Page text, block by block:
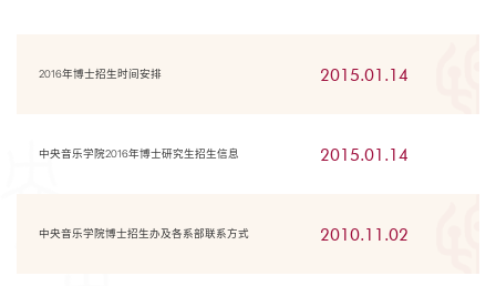
2016年博士招生时间安排 2015.01.14
中央音乐学院2016年博士研究生招生信息 2015.01.14
中央音乐学院博士招生办及各系部联系方式 2010.11.02